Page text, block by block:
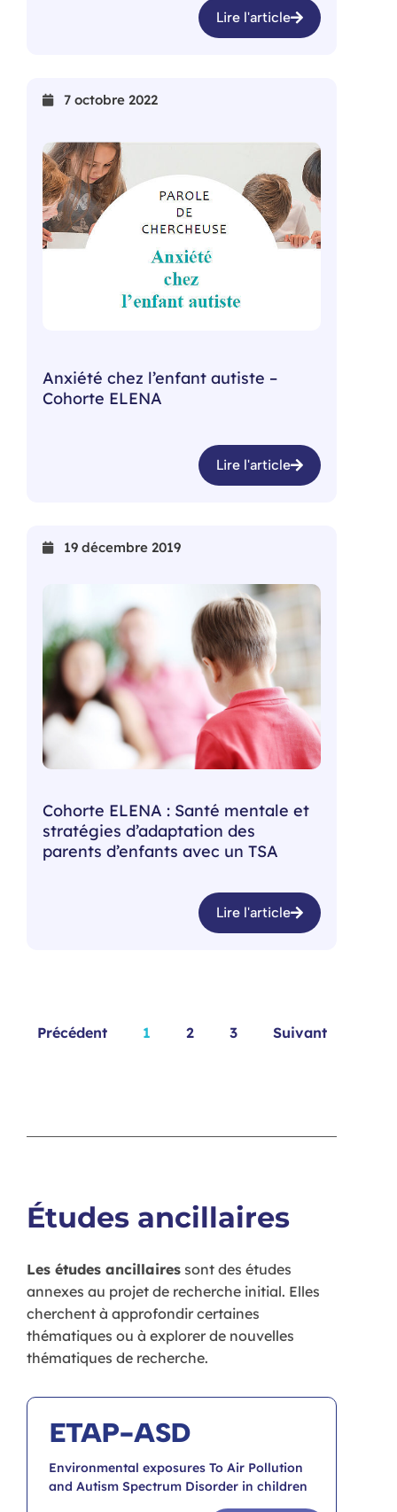
Lire l'article
7 octobre 2022
Anxiété chez l’enfant autiste –
Cohorte ELENA
Lire l'article
19 décembre 2019
Cohorte ELENA : Santé mentale et
stratégies d’adaptation des
parents d’enfants avec un TSA
Lire l'article
Précédent 1 2 3 Suivant
Études ancillaires
Les études ancillaires sont des études
annexes au projet de recherche initial. Elles
cherchent à approfondir certaines
thématiques ou à explorer de nouvelles
thématiques de recherche.
ETAP-ASD
Environmental exposures To Air Pollution
and Autism Spectrum Disorder in children